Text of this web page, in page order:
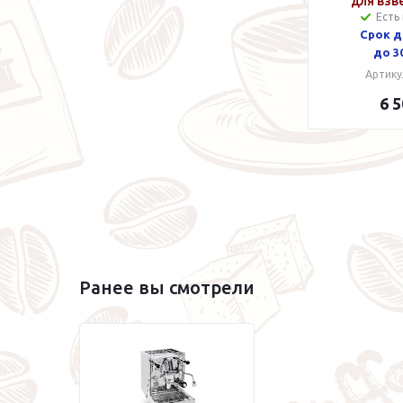
Срок
до
6
Ранее вы смотрели